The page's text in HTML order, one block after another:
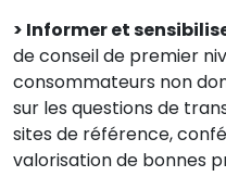
> Informer et
de conseil de premier
consommateurs non
sur les questions de
sites de référence,
valorisation de bonnes